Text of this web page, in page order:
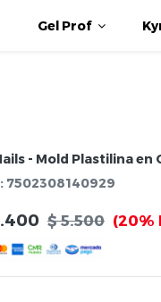
Gel Prof
- Mold Plastilina en
7502308140929
$5.500 (20%